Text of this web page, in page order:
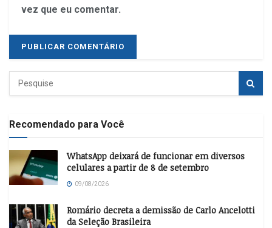
vez que eu comentar.
Recomendado para Você
WhatsApp deixará de funcionar em diversos
celulares a partir de 8 de setembro
09/08/2026
Romário decreta a demissão de Carlo Ancelotti
da Seleção Brasileira